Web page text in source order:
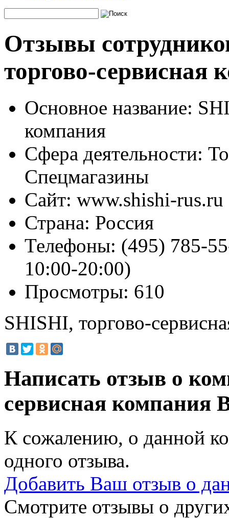
Отзывы
торгово-сервисная
Основное название:
компания
Сфера деятельности:
Спецмагазины
Сайт: www.shishi-rus.ru
Страна: Россия
Телефоны: (495) 785-
10:00-20:00)
Просмотры: 610
SHISHI, торгово-
Написать отзыв о
сервисная компания
К сожалению, о данной
одного отзыва.
Добавить Ваш отзыв о
Смотрите отзывы о